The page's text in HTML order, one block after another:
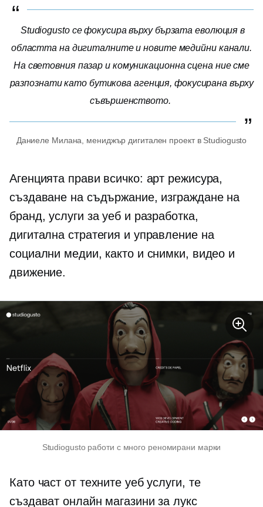
Studiogusto се фокусира върху бързата еволюция в
областта на дигиталните и новите медийни канали.
На световния пазар и комуникационна сцена ние сме
разпознати като бутикова агенция, фокусирана върху
съвършенството.
Даниеле Милана, мениджър дигитален проект в Studiogusto
Агенцията прави всичко: арт режисура,
създаване на съдържание, изграждане на
бранд, услуги за уеб и разработка,
дигитална стратегия и управление на
социални медии, както и снимки, видео и
движение.
Studiogusto работи с много реномирани марки
Като част от техните уеб услуги, те
създават онлайн магазини за лукс